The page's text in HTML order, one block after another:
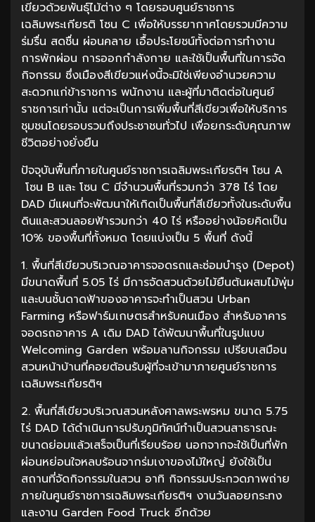
เขียวด้วยพันธุ์ไม้ต่าง ๆ โดยรอบศูนย์ราชการ
เฉลิมพระเกียรติ โซน C เพื่อให้บรรยากาศโดยรวมมีความ
ร่มรื่น สดชื่น ผ่อนคลาย เอื้อประโยชน์ทั้งต่อการทำงาน
การพักผ่อน การออกกำลังกาย และใช้เป็นพื้นที่ในการจัด
กิจกรรม ซึ่งเมืองสีเขียวแห่งนี้จะมิใช่เพียงอำนวยความ
สะดวกแก่ข้าราชการ พนักงาน และผู้ที่มาติดต่อในศูนย์
ราชการเท่านั้น แต่จะเป็นการเพิ่มพื้นที่สีเขียวเพื่อให้บริการ
ชุมชนโดยรอบรวมถึงประชาชนทั่วไป เพื่อยกระดับคุณภาพ
ชีวิตอย่างยั่งยืน
ปัจจุบันพื้นที่ภายในศูนย์ราชการเฉลิมพระเกียรติฯ โซน A
โซน B และ โซน C มีจำนวนพื้นที่รวมกว่า 378 ไร่ โดย
DAD มีแผนที่จะพัฒนาให้เกิดเป็นพื้นที่สีเขียวทั้งในระดับพื้น
ดินและสวนลอยฟ้ารวมกว่า 40 ไร่ หรืออย่างน้อยคิดเป็น
10% ของพื้นที่ทั้งหมด โดยแบ่งเป็น 5 พื้นที่ ดังนี้
1. พื้นที่สีเขียวบริเวณอาคารจอดรถและซ่อมบำรุง (Depot)
มีขนาดพื้นที่ 5.05 ไร่ มีการจัดสวนด้วยไม้ยืนต้นผสมไม้พุ่ม
และบนชั้นดาดฟ้าของอาคารจะทำเป็นสวน Urban
Farming หรือฟาร์มเกษตรสำหรับคนเมือง สำหรับอาคาร
จอดรถอาคาร A เดิม DAD ได้พัฒนาพื้นที่ในรูปแบบ
Welcoming Garden พร้อมลานกิจกรรม เปรียบเสมือน
สวนหน้าบ้านที่คอยต้อนรับผู้ที่จะเข้ามาภายศูนย์ราชการ
เฉลิมพระเกียรติฯ
2. พื้นที่สีเขียวบริเวณสวนหลังศาลพระพรหม ขนาด 5.75
ไร่ DAD ได้ดำเนินการปรับภูมิทัศน์ทำเป็นสวนสาธารณะ
ขนาดย่อมแล้วเสร็จเป็นที่เรียบร้อย นอกจากจะใช้เป็นที่พัก
ผ่อนหย่อนใจหลบร้อนจากร่มเงาของไม้ใหญ่ ยังใช้เป็น
สถานที่จัดกิจกรรมในสวน อาทิ กิจกรรมประกวดภาพถ่าย
ภายในศูนย์ราชการเฉลิมพระเกียรติฯ งานวันลอยกระทง
และงาน Garden Food Truck อีกด้วย